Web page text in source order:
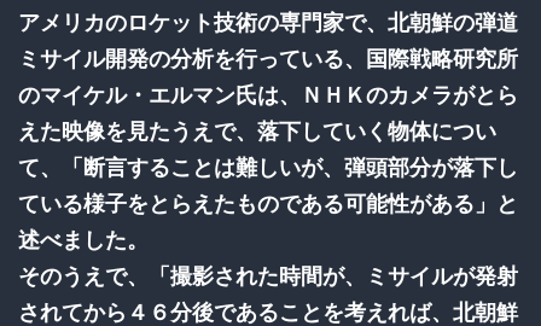
アメリカのロケット技術の専門家で、北朝鮮の弾道
ミサイル開発の分析を行っている、国際戦略研究所
のマイケル・エルマン氏は、ＮＨＫのカメラがとら
えた映像を見たうえで、落下していく物体につい
て、「断言することは難しいが、弾頭部分が落下し
ている様子をとらえたものである可能性がある」と
述べました。
そのうえで、「撮影された時間が、ミサイルが発射
されてから４６分後であることを考えれば、北朝鮮